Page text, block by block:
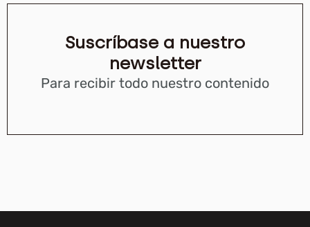
Suscríbase a nuestro
newsletter
Para recibir todo nuestro contenido